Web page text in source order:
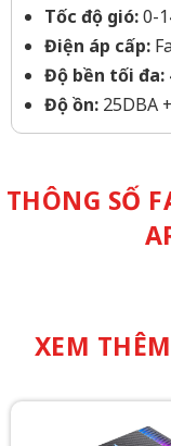
Tốc độ gió:0-
Điện áp cấp:
Độ bền tối đa:
Độ ồn: 25DBA
THÔNG SỐ
XEM